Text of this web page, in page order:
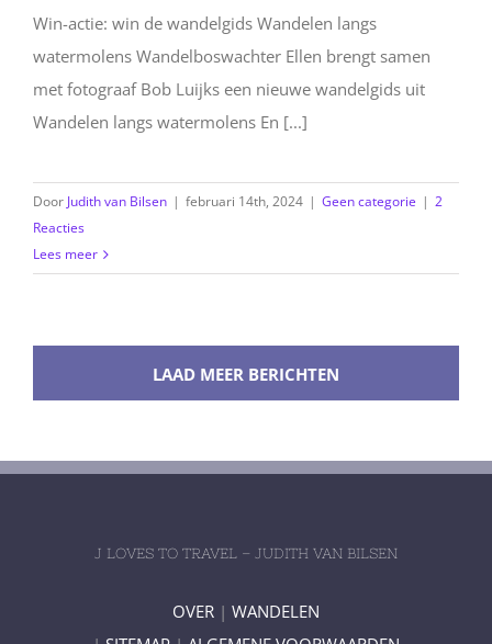
Win-actie: win de wandelgids Wandelen langs
watermolens Wandelboswachter Ellen brengt samen
met fotograaf Bob Luijks een nieuwe wandelgids uit
Wandelen langs watermolens En [...]
Door Judith van Bilsen | februari 14th, 2024 | Geen categorie | 2
Reacties
Lees meer
LAAD MEER BERICHTEN
J LOVES TO TRAVEL – JUDITH VAN BILSEN
OVER | WANDELEN